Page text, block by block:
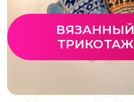
ВЯЗАННЫЙ
ТРИКОТАЖ